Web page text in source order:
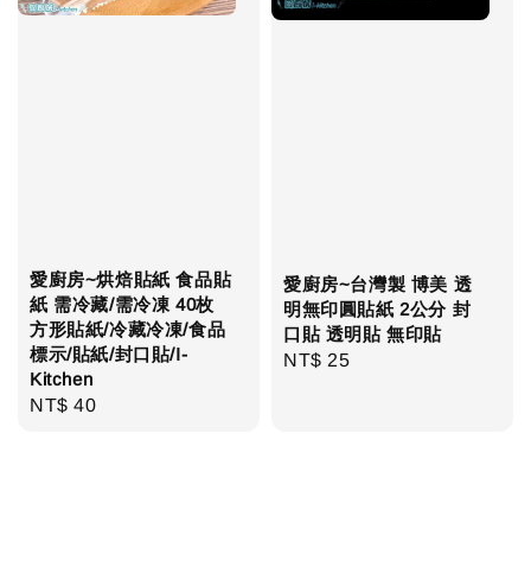
愛廚房~烘焙貼紙 食品貼
紙 需冷藏/需冷凍 40枚
方形貼紙/冷藏冷凍/食品
標示/貼紙/封口貼/I-
Kitchen
Regular
NT$ 40
愛廚房~台灣製 博美 透
明無印圓貼紙 2公分 封
口貼 透明貼 無印貼
Regular
NT$ 25